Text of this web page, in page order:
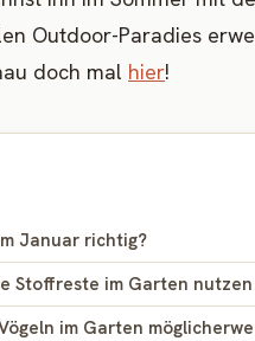
Outdoor-Paradies
doch mal hier!
Januar richtig?
Stoffreste im Garten nutzen
im Garten